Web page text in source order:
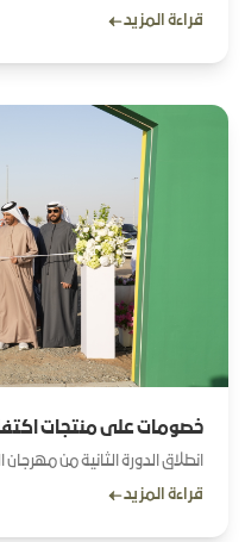
سبع سنابل كما أطلق سموه
مليحة وألقى صاحب السمو
استهلها بالآية الكريمة وترى
مؤكدا سموه أن صنع الله تعالى
بخلق الله أو تغييره
قراءة المزيد
خصومات على منتجات اكتفاء
انطلاق الدورة الثانية من
قراءة المزيد